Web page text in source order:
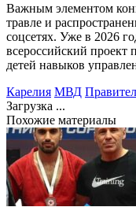
Важным элементом
травле и
соцсетях. Уже в 2026
всероссийский проект
детей навыков
Карелия МВД
Загрузка ...
Похожие материалы